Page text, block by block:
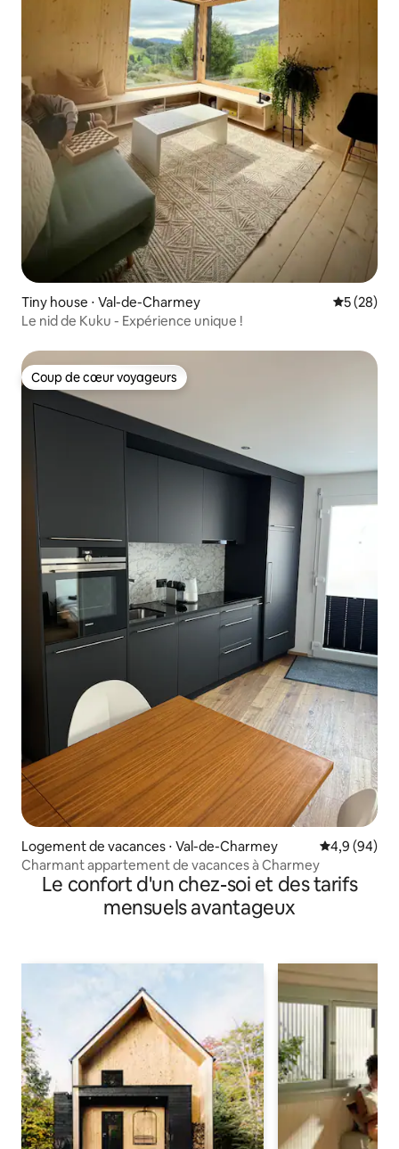
Tiny house ⋅ Val-de-Charmey
5 (28)
Le nid de Kuku - Expérience unique !
Coup de cœur voyageurs
Coup de cœur voyageurs
Logement de vacances ⋅ Val-de-Charmey Évaluation
4,9 (94)
Charmant appartement de vacances à Charmey
Le confort d'un chez-soi et des tarifs
mensuels avantageux